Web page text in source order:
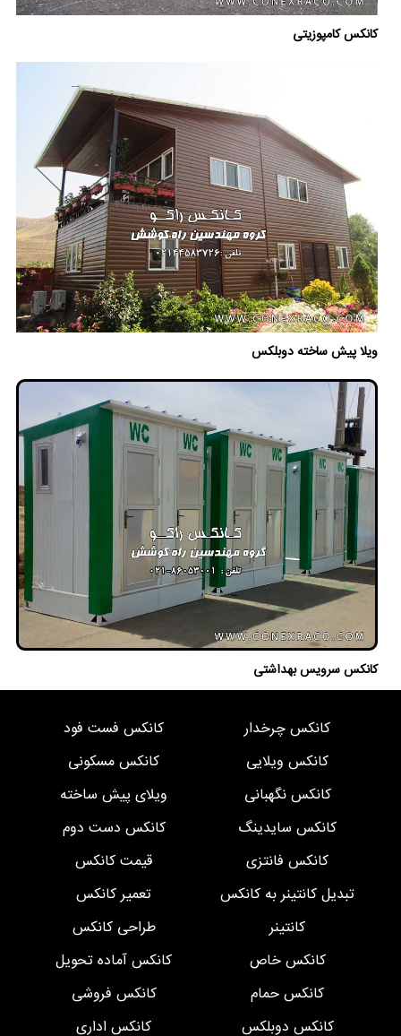
کانکس کامپوزیتی
ویلا پیش ساخته دوبلکس
کانکس سرویس بهداشتی
کانکس چرخدار
کانکس فست فود
کانکس ویلایی
کانکس مسکونی
کانکس نگهبانی
ویلای پیش ساخته
کانکس سایدینگ
کانکس دست دوم
کانکس فانتزی
قیمت کانکس
تبدیل کانتینر به کانکس
تعمیر کانکس
کانتینر
طراحی کانکس
کانکس خاص
کانکس آماده تحویل
کانکس حمام
کانکس فروشی
کانکس دوبلکس
کانکس اداری